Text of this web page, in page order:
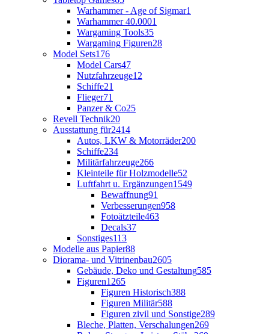
Warhammer - Age of Sigmar1
Warhammer 40.0001
Wargaming Tools35
Wargaming Figuren28
Model Sets176
Model Cars47
Nutzfahrzeuge12
Schiffe21
Flieger71
Panzer & Co25
Revell Technik20
Ausstattung für2414
Autos, LKW & Motorräder200
Schiffe234
Militärfahrzeuge266
Kleinteile für Holzmodelle52
Luftfahrt u. Ergänzungen1549
Bewaffnung91
Verbesserungen958
Fotoätzteile463
Decals37
Sonstiges113
Modelle aus Papier88
Diorama- und Vitrinenbau2605
Gebäude, Deko und Gestaltung585
Figuren1265
Figuren Historisch388
Figuren Militär588
Figuren zivil und Sonstige289
Bleche, Platten, Verschalungen269